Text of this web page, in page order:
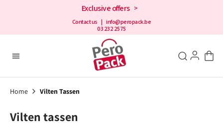
Exclusive offers >
Contact us | info@peropack.be
03 232 2575
Home Vilten Tassen
Vilten tassen